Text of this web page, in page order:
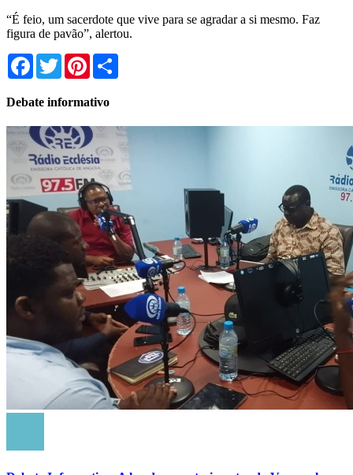
“É feio, um sacerdote que vive para se agradar a si mesmo. Faz
figura de pavão”, alertou.
Facebook
TwitterPinterest
Debate informativo